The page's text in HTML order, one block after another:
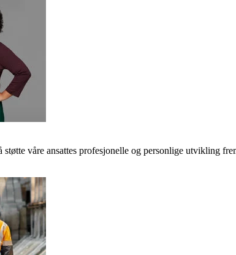
våre ansattes profesjonelle og personlige utvikling